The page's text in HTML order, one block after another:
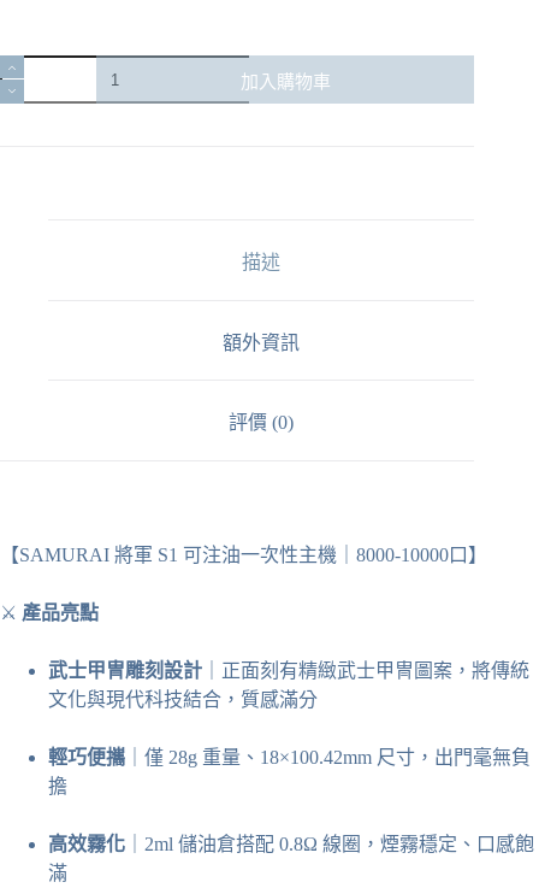
【SAMURAI
將
加入購物車
描述
額外資訊
評價 (0)
【SAMURAI 將軍 S1 可注油一次性主機｜8000-10000口】
⚔ 產品亮點
武士甲冑雕刻設計 ｜正面刻有精緻武士甲冑圖案，將傳統
文化與現代科技結合，質感滿分
輕巧便攜 ｜僅 28g 重量、18×100.42mm 尺寸，出門毫無負
擔
高效霧化 ｜2ml 儲油倉搭配 0.8Ω 線圈，煙霧穩定、口感飽
滿